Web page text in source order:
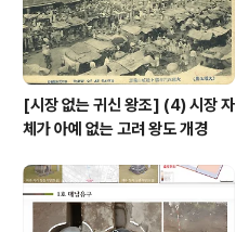
총장한테 전화를 걸었다는 ..
[시장 없는 귀신 왕조] (4) 시장 자
체가 아예 없는 고려 왕도 개경